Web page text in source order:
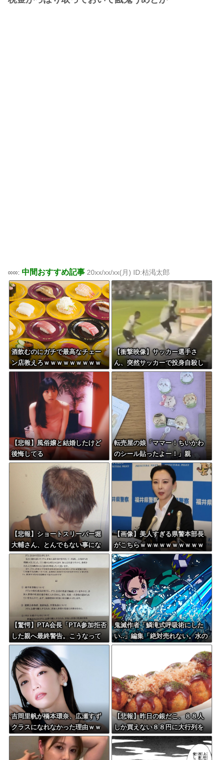
∞∞: 中間おすすめ記事 20xx/xx/xx(月) ID:枯渇太郎
酒飲むのにガチで最高なチェー
ン店教えろｗｗｗｗｗｗｗｗｗ
ｗ
【衝撃映像】サッカー選手さ
ん、突然サッカーで投身自殺し
てしまう
【悲報】風俗嬢と結婚したけど
後悔してる
転売屋の娘「ママー！ちいかわ
のシール貼ったよー！」親
「！！！！！！」→
【悲報】ショートスリーバー堀
大輔さん、とんでもない事にな
る・・・
【画像】美人すぎる県警本部長
がこちらｗｗｗｗｗｗｗｗｗｗ
【驚愕】PTA会長「PTA参加拒否
した親へ最終警告。こうなって
もいい？」
鬼滅作者「鱗滝式呼吸術にした
い..」編集「絶対売れない。水の
呼吸にしましょう」
吉岡里帆が橋本環奈、広瀬すず
クラスになれなかった理由ｗｗ
ｗｗｗｗ
【悲報】昨日の銀だこ、８８人
しか買えない８８円に大行列を
なす都民コチラ・・・